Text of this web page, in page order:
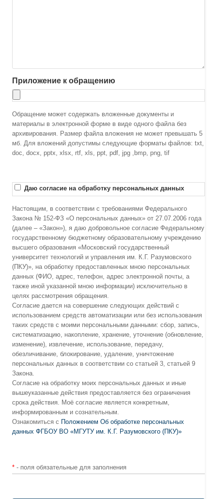
Приложение к обращению
Обращение может содержать вложенные документы и
материалы в электронной форме в виде одного файла без
архивирования. Размер файла вложения не может превышать 5
мб. Для вложений допустимы следующие форматы файлов: txt,
doc, docx, pptx, xlsx, rtf, xls, ppt, pdf, jpg ,bmp, png, tif
Даю согласие на обработку персональных данных
Настоящим, в соответствии с требованиями Федерального
Закона № 152-ФЗ «О персональных данных» от 27.07.2006 года
(далее – «Закон»), я даю добровольное согласие Федеральному
государственному бюджетному образовательному учреждению
высшего образования «Московский государственный
университет технологий и управления им. К.Г. Разумовского
(ПКУ)», на обработку предоставленных мною персональных
данных (ФИО, адрес, телефон, адрес электронной почты, а
также иной указанной мною информации) исключительно в
целях рассмотрения обращения.
Согласие дается на совершение следующих действий с
использованием средств автоматизации или без использования
таких средств с моими персональными данными: сбор, запись,
систематизацию, накопление, хранение, уточнение (обновление,
изменение), извлечение, использование, передачу,
обезличивание, блокирование, удаление, уничтожение
персональных данных в соответствии со статьей 3, статьей 9
Закона.
Согласие на обработку моих персональных данных и иные
вышеуказанные действия предоставляется без ограничения
срока действия. Моё согласие является конкретным,
информированным и сознательным.
Ознакомиться с Положением Об обработке персональных
данных ФГБОУ ВО «МГУТУ им. К.Г. Разумовского (ПКУ)»
* - поля обязательные для заполнения